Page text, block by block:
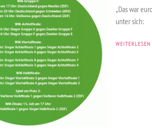
„Das war
unter sich:
WEITERLESEN